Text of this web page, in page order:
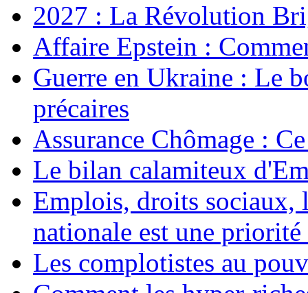
2027 : La Révolution
Affaire Epstein :
Guerre en Ukraine : Le
précaires
Assurance Chômage :
Le bilan calamiteux
Emplois, droits sociaux,
nationale est une
Les complotistes au